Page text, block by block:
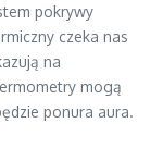
pokrywy
czeka nas
na
mogą
ponura aura.